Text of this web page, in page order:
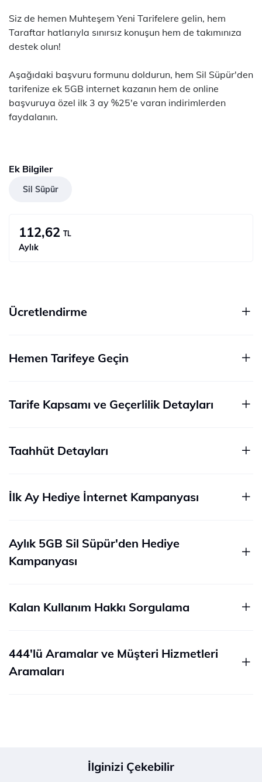
​​ Siz de hemen Muhteşem Yeni Tarifelere gelin, hem
Taraftar hatlarıyla sınırsız konuşun hem de takımınıza
destek olun!
Aşağıdaki başvuru formunu doldurun, hem Sil Süpür'den
tarifenize ek 5GB internet kazanın hem de online
başvuruya özel ilk 3 ay %25'e varan indirimlerden
faydalanın.
Ek Bilgiler
Sil Süpür
112,62 TL
Aylık
Ücretlendirme
Hemen Tarifeye Geçin
Tarife Kapsamı ve Geçerlilik Detayları
Taahhüt Detayları
İlk Ay Hediye İnternet Kampanyası
Aylık 5GB Sil Süpür'den Hediye
Kampanyası
Kalan Kullanım Hakkı Sorgulama
444'lü Aramalar ve Müşteri Hizmetleri
Aramaları
İlginizi Çekebilir